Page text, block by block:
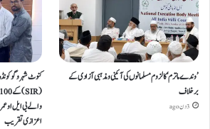
’وندے ماترم‘ کا لزوم مسلمانوں کی آئینی ومذہبی آزادی کے
برخلاف
3 دن ago
کنوٹ شہر و
والے بی ایل او
اعزازی تقریب